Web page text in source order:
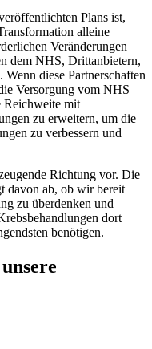
Plans ist,
alleine
Veränderungen
dem NHS, Drittanbietern,
diese Partnerschaften
Versorgung vom NHS
Reichweite mit
zu erweitern, um die
zu verbessern und
Richtung vor. Die
davon ab, ob wir bereit
zu überdenken und
dort
benötigen.